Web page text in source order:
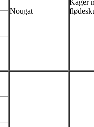
Nougat
Kager